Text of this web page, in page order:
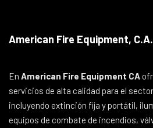
American Fire Equipment, C.A.
En American Fire Equipment CA
servicios de alta calidad para el
incluyendo extinción fija y portátil,
equipos de combate de incendios,